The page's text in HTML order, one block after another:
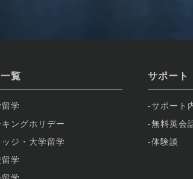
覧
学
ングホリデー
ジ・大学留学
学
サポート
サポート
無料英会
体験談